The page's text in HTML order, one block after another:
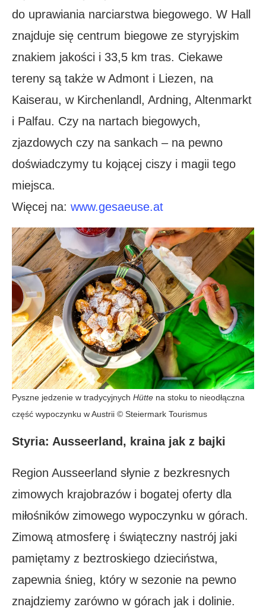
do uprawiania narciarstwa biegowego. W Hall
znajduje się centrum biegowe ze styryjskim
znakiem jakości i 33,5 km tras. Ciekawe
tereny są także w Admont i Liezen, na
Kaiserau, w Kirchenlandl, Ardning, Altenmarkt
i Palfau. Czy na nartach biegowych,
zjazdowych czy na sankach – na pewno
doświadczymy tu kojącej ciszy i magii tego
miejsca.
Więcej na: www.gesaeuse.at
Pyszne jedzenie w tradycyjnych Hütte na stoku to nieodłączna
część wypoczynku w Austrii © Steiermark Tourismus
Styria: Ausseerland, kraina jak z bajki
Region Ausseerland słynie z bezkresnych
zimowych krajobrazów i bogatej oferty dla
miłośników zimowego wypoczynku w górach.
Zimową atmosferę i świąteczny nastrój jaki
pamiętamy z beztroskiego dzieciństwa,
zapewnia śnieg, który w sezonie na pewno
znajdziemy zarówno w górach jak i dolinie.